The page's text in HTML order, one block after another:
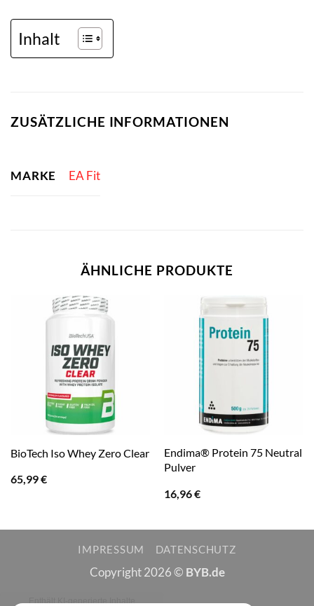
Inhalt
ZUSÄTZLICHE INFORMATIONEN
MARKE EA Fit
ÄHNLICHE PRODUKTE
BioTech Iso Whey Zero Clear
65,99€
Endima® Protein 75 Neutral
Pulver
16,96€
IMPRESSUM DATENSCHUTZ
Copyright 2026 © BYB.de